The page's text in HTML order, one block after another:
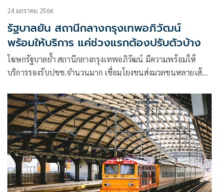
24 มกราคม 2566
รัฐบาลยัน สถานีกลางกรุงเทพอภิวัฒน์
พร้อมให้บริการ แค่ช่วงแรกต้องปรับตัวบ้าง
โฆษกรัฐบาลย้ำ สถานีกลางกรุงเทพอภิวัฒน์ มีความพร้อมให้
บริการรองรับปชช.จำนวนมาก เชื่อมโยงขนส่งมวลชนหลายเส้น
เป็นต้นแบบสถานีอัจฉริยะ 5G แห่งแรกใน